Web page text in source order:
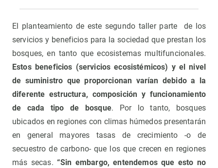
El planteamiento de este segundo taller parte de los
servicios y beneficios para la sociedad que prestan los
bosques, en tanto que ecosistemas multifuncionales.
Estos beneficios (servicios ecosistémicos) y el nivel
de suministro que proporcionan varían debido a la
diferente estructura, composición y funcionamiento
de cada tipo de bosque. Por lo tanto, bosques
ubicados en regiones con climas húmedos presentarán
en general mayores tasas de crecimiento -o de
secuestro de carbono- que los que crecen en regiones
más secas. “Sin embargo, entendemos que esto no